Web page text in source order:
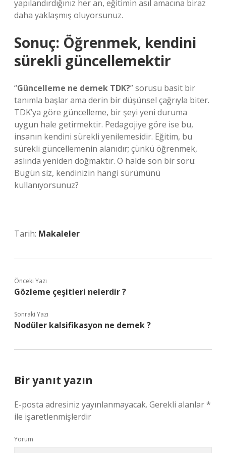
yapılandırdığınız her an, eğitimin asıl amacına biraz
daha yaklaşmış oluyorsunuz.
Sonuç: Öğrenmek, kendini
sürekli güncellemektir
“Güncelleme ne demek TDK?” sorusu basit bir
tanımla başlar ama derin bir düşünsel çağrıyla biter.
TDK’ya göre güncelleme, bir şeyi yeni duruma
uygun hale getirmektir. Pedagojiye göre ise bu,
insanın kendini sürekli yenilemesidir. Eğitim, bu
sürekli güncellemenin alanıdır; çünkü öğrenmek,
aslında yeniden doğmaktır. O halde son bir soru:
Bugün siz, kendinizin hangi sürümünü
kullanıyorsunuz?
Tarih: Makaleler
Önceki Yazı
Gözleme çeşitleri nelerdir ?
Sonraki Yazı
Nodüler kalsifikasyon ne demek ?
Bir yanıt yazın
E-posta adresiniz yayınlanmayacak. Gerekli alanlar*
ile işaretlenmişlerdir
Yorum